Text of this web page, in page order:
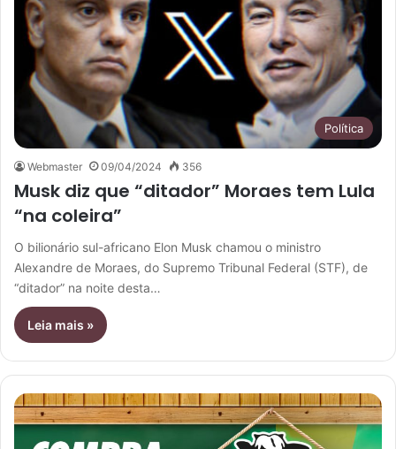
Política
Webmaster 09/04/2024 356
Musk diz que “ditador” Moraes tem Lula
“na coleira”
O bilionário sul-africano Elon Musk chamou o ministro
Alexandre de Moraes, do Supremo Tribunal Federal (STF), de
“ditador” na noite desta…
Leia mais »